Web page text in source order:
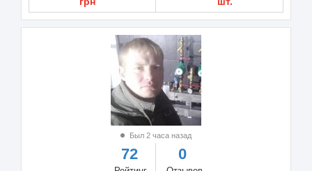
Был 2 часа назад
72 0